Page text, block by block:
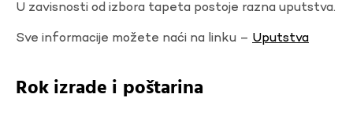
U zavisnosti od izbora tapeta postoje razna uputstva.
Sve informacije možete naći na linku – Uputstva
Rok izrade i poštarina